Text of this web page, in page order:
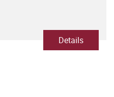
Details